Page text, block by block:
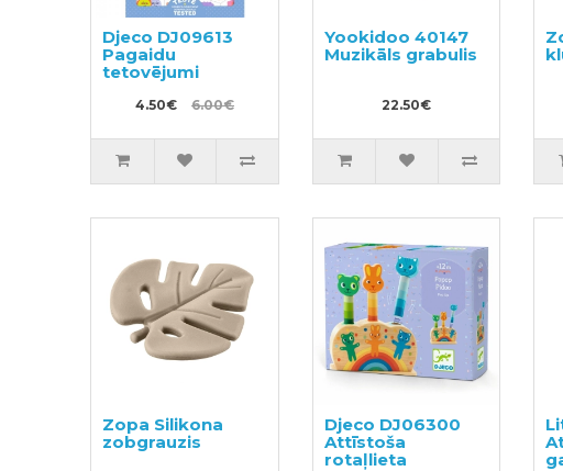
Djeco DJ09613
Pagaidu
tetovējumi
4.50€ 6.00€
Yookidoo 40147
Muzikāls grabulis
22.50€
Zopa Silikona
zobgrauzis
Djeco DJ06300
Attīstoša
rotaļlieta